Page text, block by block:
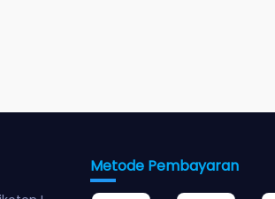
Metode Pembayaran